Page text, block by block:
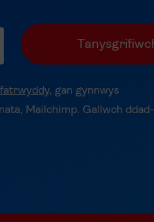
, gan gynnwys
Mailchimp. Gallwch ddad-